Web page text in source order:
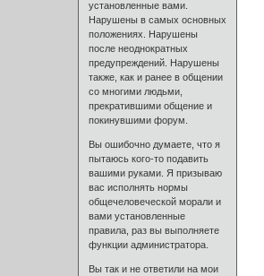
установленные вами.
Нарушены в самых основных
положениях. Нарушены
после неоднократных
предупреждений. Нарушены
также, как и ранее в общении
со многими людьми,
прекратившими общение и
покинувшими форум.
Вы ошибочно думаете, что я
пытаюсь кого-то подавить
вашими руками. Я призываю
вас исполнять нормы
общечеловеческой морали и
вами установленные
правила, раз вы выполняете
функции администратора.
Вы так и не ответили на мои